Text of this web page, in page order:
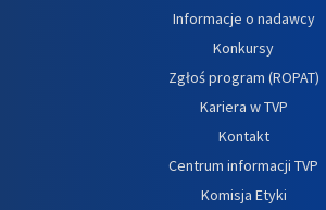
Informacje o nadawcy
Konkursy
Zgłoś program (ROPAT)
Kariera w TVP
Kontakt
Centrum informacji TVP
Komisja Etyki